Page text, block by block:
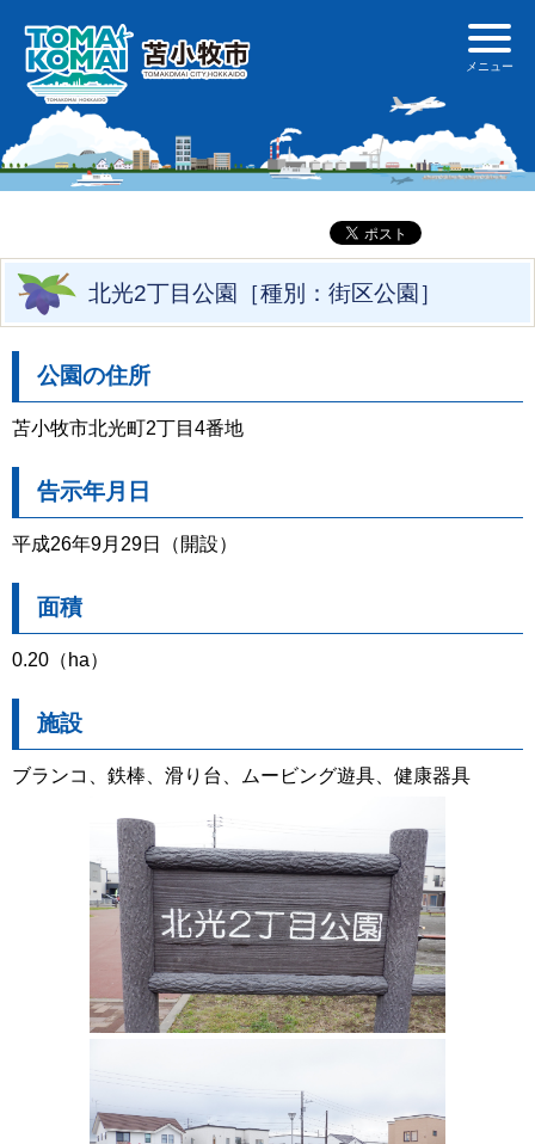
北光2丁目公園［種別：街区公園］
公園の住所
苫小牧市北光町2丁目4番地
告示年月日
平成26年9月29日（開設）
面積
0.20（ha）
施設
ブランコ、鉄棒、滑り台、ムービング遊具、健康器具